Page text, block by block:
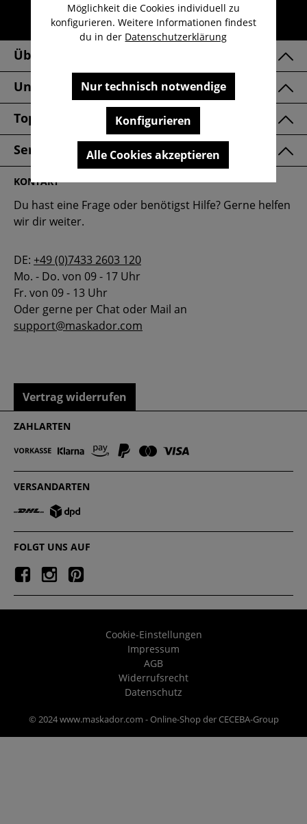
30 Tage kostenlose Retoure
Über Uns
Unsere Marken
Top Kategorien
Service & FAQ
KONTAKT
Du hast eine Frage oder benötigst Hilfe? Gerne helfen
wir dir weiter.
DE: +49 (0)7433 2603 120
Mo. - Do. von 09 - 17 Uhr
Fr. von 09 - 13 Uhr
Oder gerne per Chat oder Mail an
support@maskador.com
Vertrag widerrufen
ZAHLARTEN
VERSANDARTEN
FOLGT UNS AUF
Cookie-Einstellungen
Impressum
AGB
Widerrufsrecht
Datenschutz
© 2024 www.maskador.com - Online-Shop der CECEBA-Group
Möglichkeit die Cookies individuell zu
konfigurieren. Weitere Informationen findest
du in der Datenschutzerklärung
Nur technisch notwendige
Konfigurieren
Alle Cookies akzeptieren